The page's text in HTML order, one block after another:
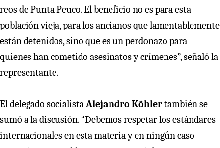
reos de Punta Peuco. El beneficio no es para esta
población vieja, para los ancianos que lamentablemente
están detenidos, sino que es un perdonazo para
quienes han cometido asesinatos y crímenes”, señaló la
representante.
El delegado socialista Alejandro Köhlertambién se
sumó a la discusión. “Debemos respetar los estándares
internacionales en esta materia y en ningún caso